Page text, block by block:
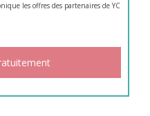
les offres des partenaires de YC